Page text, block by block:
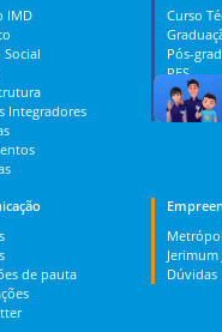
IMD
Social
Integradores
Curso
Pós-
PES
MOOC
Dúvidas
de pauta
Jerimum
Dúvidas